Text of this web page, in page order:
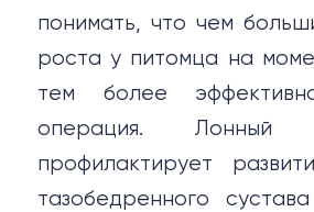
понимать, что чем
роста у питомца на
тем более
операция. Лонный
профилактирует
тазобедренного